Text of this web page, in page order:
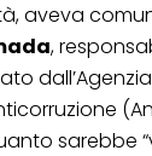
aveva
,
sarebbe